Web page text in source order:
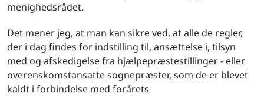
menighedsrådet.
Det mener jeg, at man kan sikre ved, at alle de regler,
der i dag findes for indstilling til, ansættelse i, tilsyn
med og afskedigelse fra hjælpepræstestillinger - eller
overenskomstansatte sognepræster, som de er blevet
kaldt i forbindelse med forårets